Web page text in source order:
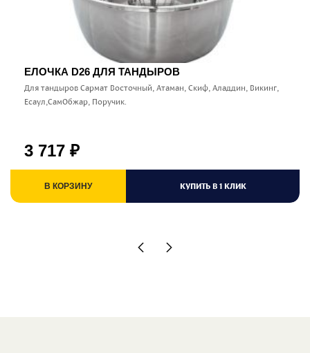
ЕЛОЧКА D26 ДЛЯ ТАНДЫРОВ
Для тандыров Сармат Восточный, Атаман, Скиф, Аладдин, Викинг,
Есаул,СамОбжар, Поручик.
3 717 ₽
В КОРЗИНУ КУПИТЬ В 1 КЛИК